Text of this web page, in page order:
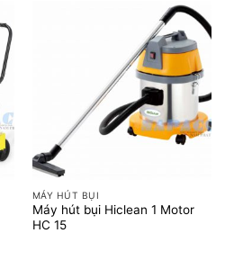
MÁY HÚT BỤI
Máy hút bụi Hiclean 1 Motor
HC 15